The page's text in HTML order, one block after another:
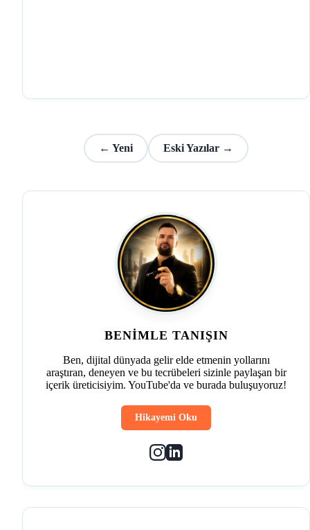
← Yeni Eski Yazılar →
BENIMLE TANIŞIN
Ben, dijital dünyada gelir elde etmenin yollarını
araştıran, deneyen ve bu tecrübeleri sizinle paylaşan bir
içerik üreticisiyim. YouTube'da ve burada buluşuyoruz!
Hikayemi Oku